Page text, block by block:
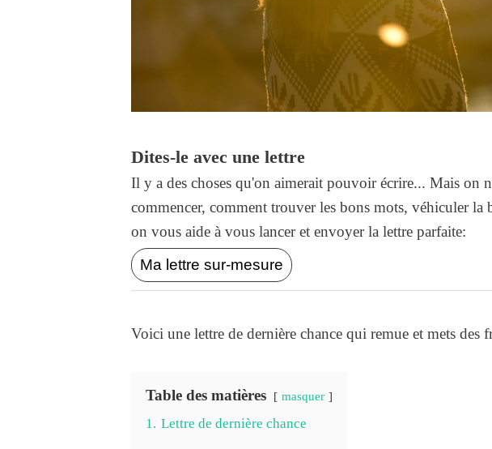
Dites-le avec une lettre
Il y a des choses qu'on aimerait pouvoir écrire... Mais on
commencer, comment trouver les bons mots, véhiculer
on vous aide à vous lancer et envoyer la lettre parfaite:
Ma lettre sur-mesure
Voici une lettre de dernière chance qui remue et mets des
Table des matières masquer
1. Lettre de dernière chance